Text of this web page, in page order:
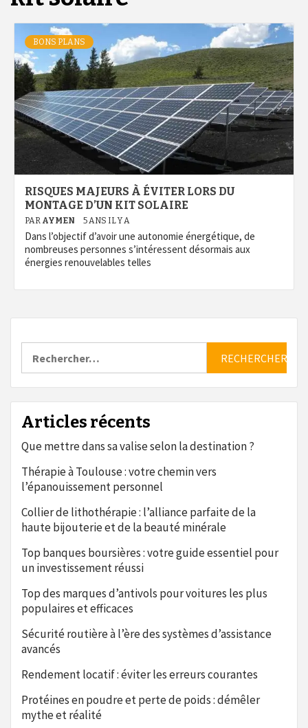
BONS PLANS
RISQUES MAJEURS À ÉVITER LORS DU
MONTAGE D’UN KIT SOLAIRE
PAR AYMEN 5 ANS IL Y A
Dans l’objectif d’avoir une autonomie énergétique, de
nombreuses personnes s’intéressent désormais aux
énergies renouvelables telles
Articles récents
Que mettre dans sa valise selon la destination ?
Thérapie à Toulouse : votre chemin vers
l’épanouissement personnel
Collier de lithothérapie : l’alliance parfaite de la
haute bijouterie et de la beauté minérale
Top banques boursières : votre guide essentiel pour
un investissement réussi
Top des marques d’antivols pour voitures les plus
populaires et efficaces
Sécurité routière à l’ère des systèmes d’assistance
avancés
Rendement locatif : éviter les erreurs courantes
Protéines en poudre et perte de poids : démêler
mythe et réalité